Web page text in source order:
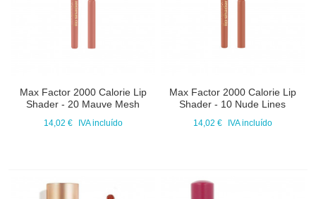
Max Factor 2000 Calorie Lip
Shader - 20 Mauve Mesh
14,02 € IVA incluído
Max Factor 2000 Calorie Lip
Shader - 10 Nude Lines
14,02 € IVA incluído